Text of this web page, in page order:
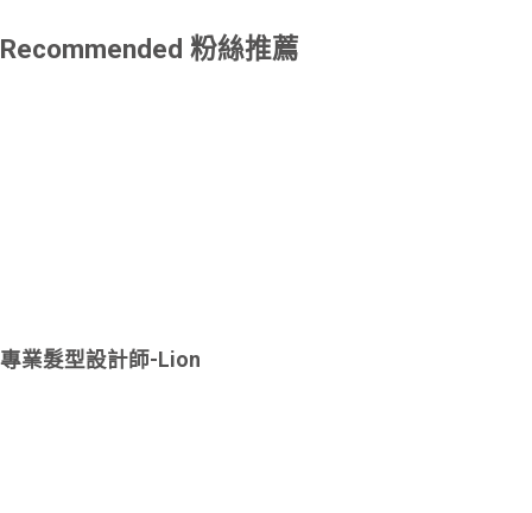
Recommended 粉絲推薦
專業髮型設計師-Lion